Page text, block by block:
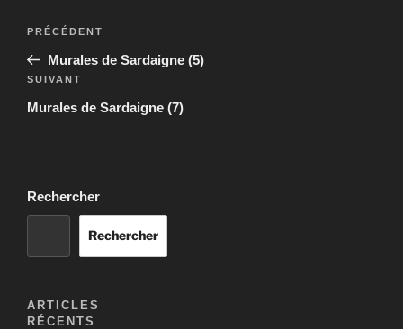
Navigation
l’article
Article
précédent
PRÉCÉDENT
Murales de Sardaigne (5)
Article
suivant
SUIVANT
Murales de Sardaigne (7)
Rechercher
Rechercher
ARTICLES
RÉCENTS